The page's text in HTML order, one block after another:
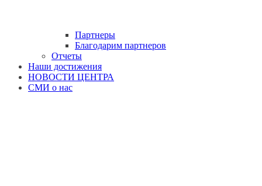
Партнеры
Благодарим партнеров
Отчеты
Наши достижения
НОВОСТИ ЦЕНТРА
СМИ о нас